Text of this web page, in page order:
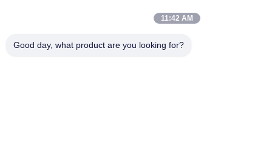
11:42 AM
Good day, what product are you looking for?